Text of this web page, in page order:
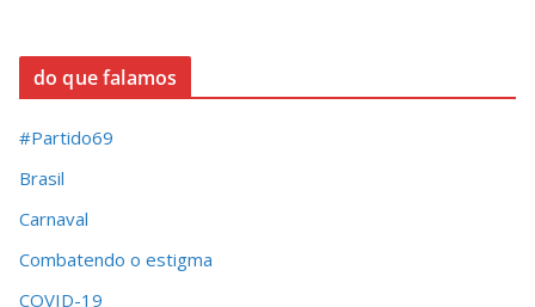
do que falamos
#Partido69
Brasil
Carnaval
Combatendo o estigma
COVID-19